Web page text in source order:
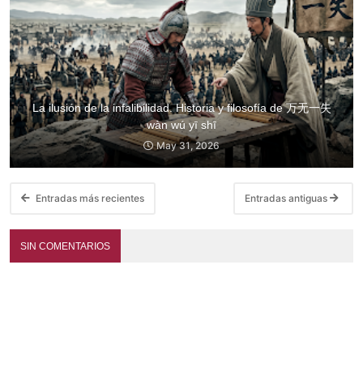
La ilusión de la infalibilidad. Historia y filosofía de 万无一失
wàn wú yī shī
May 31, 2026
Entradas más recientes Entradas antiguas
SIN COMENTARIOS